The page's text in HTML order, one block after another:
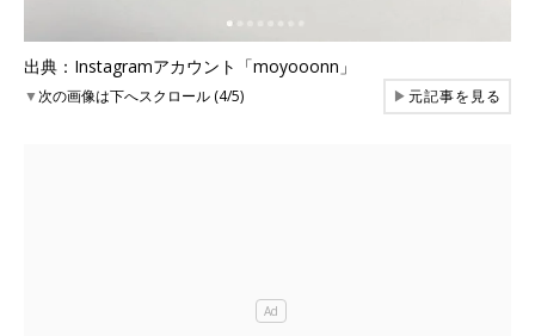
出典：Instagramアカウント「moyooonn」
▼次の画像は下へスクロール (4/5) ▶元記事を見る